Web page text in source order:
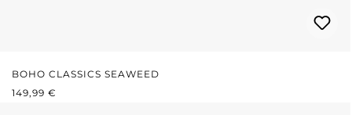
BOHO CLASSICS SEAWEED
PRIX RÉGULIER :
149,99 €